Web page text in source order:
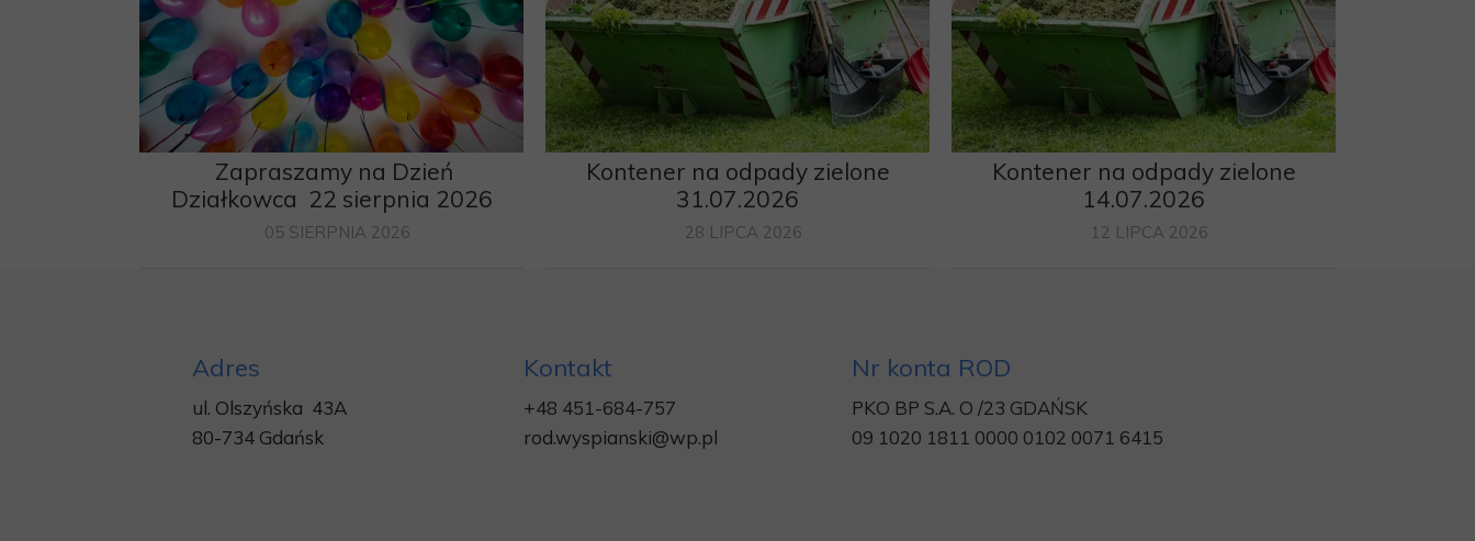
Zapraszamy na Dzień
Działkowca 22 sierpnia 2026
05 SIERPNIA 2026
Kontener na odpady zielone
31.07.2026
28 LIPCA 2026
Kontener na odpady zielone
14.07.2026
12 LIPCA 2026
Adres
ul. Olszyńska 43A
80-734 Gdańsk
Kontakt
+48 451-684-757
rod.wyspianski@wp.pl
Nr konta ROD
PKO BP S.A. O /23 GDAŃSK
09 1020 1811 0000 0102 0071 6415